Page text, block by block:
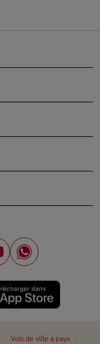
Vols de ville à pays